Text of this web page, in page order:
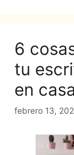
6
tu
en casa
febrero 13,